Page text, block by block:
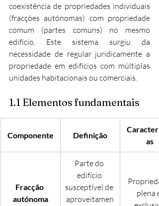
coexistência de propriedades individuais
(fracções autónomas) com propriedade
comum (partes comuns) no mesmo
edifício. Este sistema surgiu da
necessidade de regular juridicamente a
propriedade em edifícios com múltiplas
unidades habitacionais ou comerciais.
1.1 Elementos fundamentais
Componente Definição
as
Fracção
autónoma
Parte do
edifício
susceptível de
aproveitamen
plena e